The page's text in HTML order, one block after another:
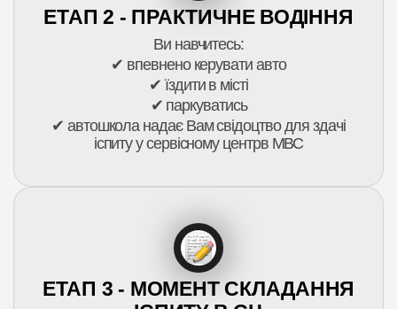
ЕТАП 2 - ПРАКТИЧНЕ ВОДІННЯ
Ви навчитесь:
✔ впевнено керувати авто
✔ їздити в місті
✔ паркуватись
✔ автошкола надає Вам свідоцтво для здачі
іспиту у сервісному центрв МВС
ЕТАП 3 - МОМЕНТ СКЛАДАННЯ